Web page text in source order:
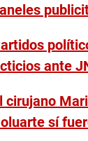
ante
cirujano
sí